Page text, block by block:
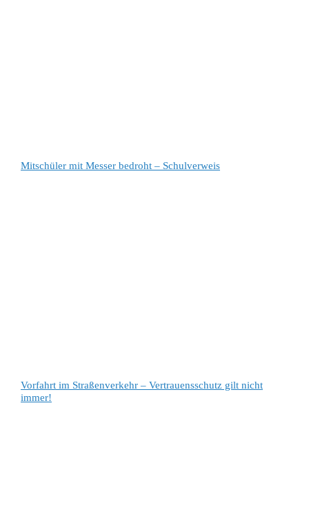
Mitschüler mit Messer bedroht – Schulverweis
Vorfahrt im Straßenverkehr – Vertrauensschutz gilt nicht
immer!